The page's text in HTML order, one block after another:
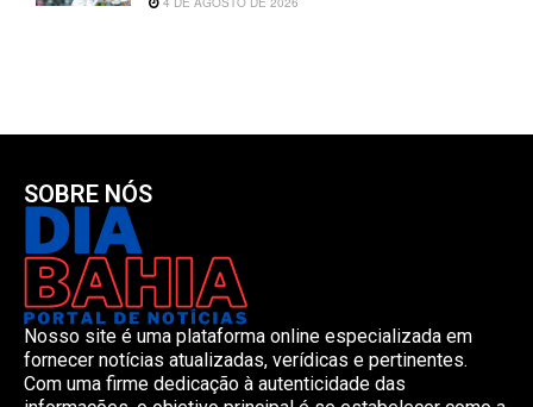
SOBRE NÓS
Nosso site é uma plataforma online especializada em
fornecer notícias atualizadas, verídicas e pertinentes.
Com uma firme dedicação à autenticidade das